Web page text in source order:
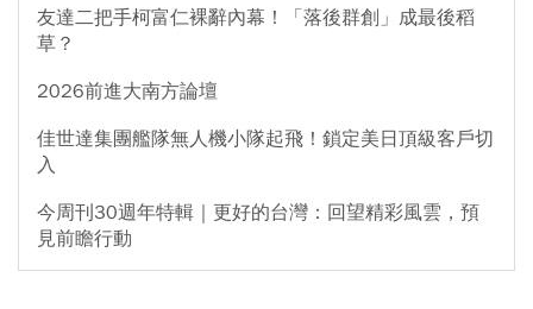
友達二把手柯富仁裸辭內幕！「落後群創」成最後稻
草？
2026前進大南方論壇
佳世達集團艦隊無人機小隊起飛！鎖定美日頂級客戶切
入
今周刊30週年特輯｜更好的台灣：回望精彩風雲，預
見前瞻行動